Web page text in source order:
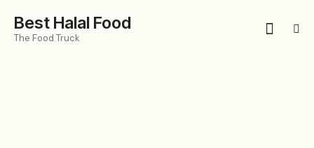
Best Halal Food
The Food Truck